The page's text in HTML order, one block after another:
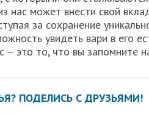
нас может внести свой
за сохранение
увидеть вари в его
– это то, что вы запомните
ПОДЕЛИСЬ С ДРУЗЬЯМИ!